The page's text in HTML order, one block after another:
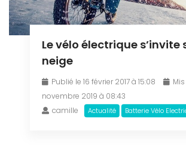
Le vélo électrique s’invite
neige
Publié le 16 février 2017 à 15:08
novembre 2019 à 08:43
camille
Actualité Batterie Vélo